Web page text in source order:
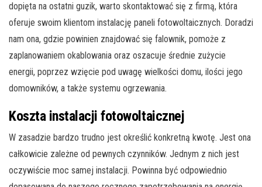
dopięta na ostatni guzik, warto skontaktować się z firmą, która
oferuje swoim klientom instalację paneli fotowoltaicznych. Doradzi
nam ona, gdzie powinien znajdować się falownik, pomoże z
zaplanowaniem okablowania oraz oszacuje średnie zużycie
energii, poprzez wzięcie pod uwagę wielkości domu, ilości jego
domowników, a także systemu ogrzewania.
Koszta instalacji fotowoltaicznej
W zasadzie bardzo trudno jest określić konkretną kwotę. Jest ona
całkowicie zależne od pewnych czynników. Jednym z nich jest
oczywiście moc samej instalacji. Powinna być odpowiednio